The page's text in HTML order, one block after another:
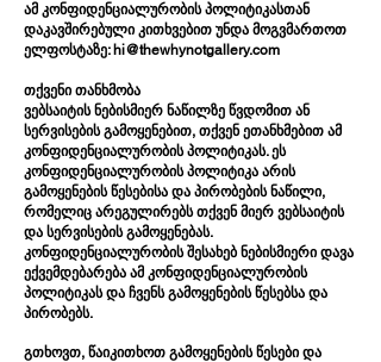
ამ კონფიდენციალურობის პოლიტიკასთან
დაკავშირებული კითხვებით უნდა მოგვმართოთ
ელფოსტაზე: hi@thewhynotgallery.com
თქვენი თანხმობა
ვებსაიტის ნებისმიერ ნაწილზე წვდომით ან
სერვისების გამოყენებით, თქვენ ეთანხმებით ამ
კონფიდენციალურობის პოლიტიკას. ეს
კონფიდენციალურობის პოლიტიკა არის
გამოყენების წესებისა და პირობების ნაწილი,
რომელიც არეგულირებს თქვენ მიერ ვებსაიტის
და სერვისების გამოყენებას.
კონფიდენციალურობის შესახებ ნებისმიერი დავა
ექვემდებარება ამ კონფიდენციალურობის
პოლიტიკას და ჩვენს გამოყენების წესებსა და
პირობებს.
გთხოვთ, წაიკითხოთ გამოყენების წესები და